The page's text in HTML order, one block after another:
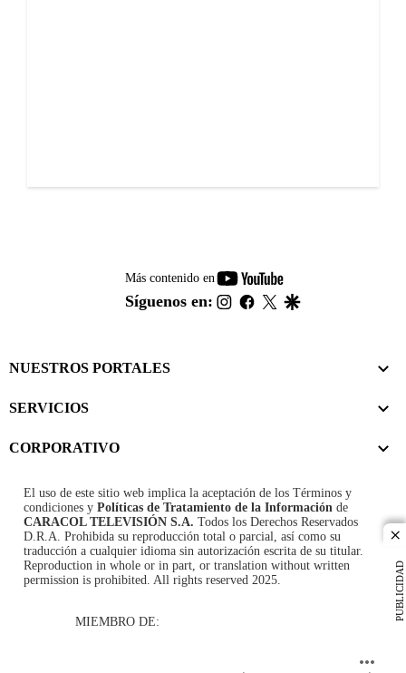
PUBLICIDAD
Más contenido en
youtube-
footer
Síguenos en: instagram
facebook
twitter
NUESTROS PORTALES
SERVICIOS
CORPORATIVO
El uso de este sitio web implica la aceptación de los Términos y
condiciones y Políticas de Tratamiento de la Información de
CARACOL TELEVISIÓN S.A. Todos los Derechos Reservados
D.R.A. Prohibida su reproducción total o parcial, así como su
traducción a cualquier idioma sin autorización escrita de su titular.
Reproduction in whole or in part, or translation without written
permission is prohibited. All rights reserved 2025.
MIEMBRO DE: